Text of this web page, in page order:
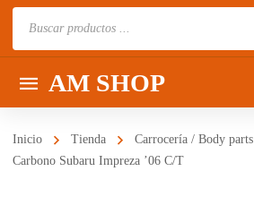
AM SHOP
Inicio Tienda Carrocería / Body parts
Carbono Subaru Impreza ’06 C/T